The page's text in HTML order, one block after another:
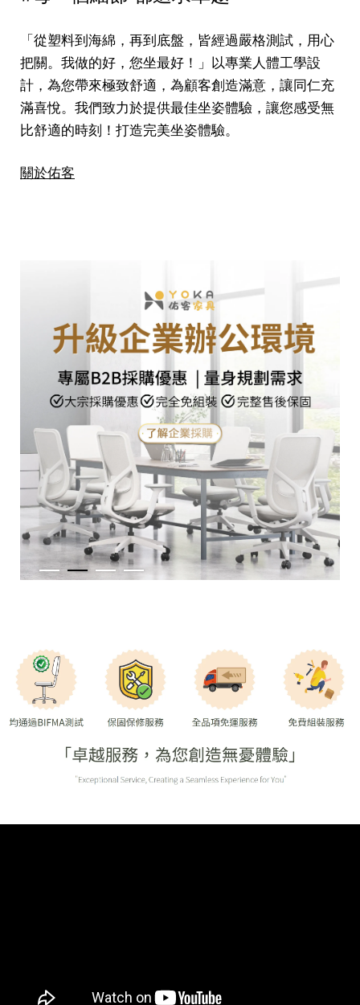
「從塑料到海綿，再到底盤，皆經過嚴格測試，用心
把關。我做的好，您坐最好！」以專業人體工學設
計，為您帶來極致舒適，為顧客創造滿意，讓同仁充
滿喜悅。我們致力於提供最佳坐姿體驗，讓您感受無
比舒適的時刻！打造完美坐姿體驗。
關於佑客